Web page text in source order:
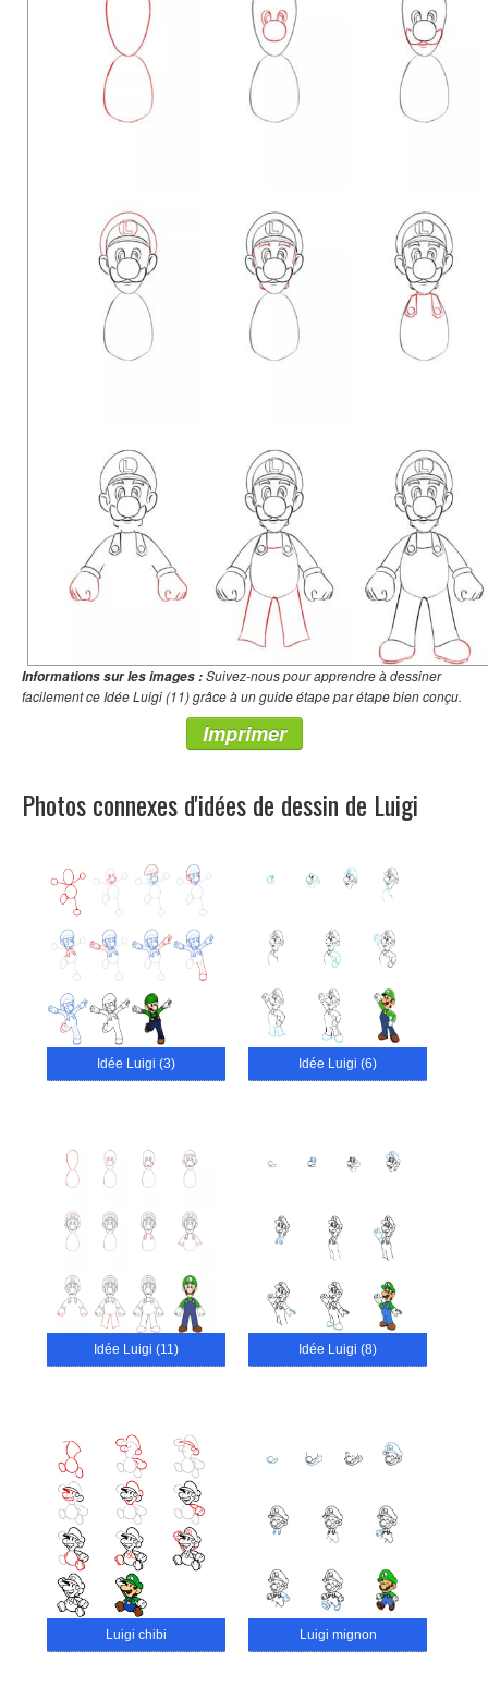
Informations sur les images :Suivez-nous pour apprendre à dessiner
facilement ce Idée Luigi (11) grâce à un guide étape par étape bien conçu.
Imprimer
Photos connexes d'idées de dessin de Luigi
Idée Luigi (3) Idée Luigi (6)
Idée Luigi (11) Idée Luigi (8)
Luigi chibi Luigi mignon